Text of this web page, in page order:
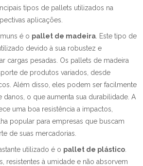
tipos de pallets utilizados na
aplicações.
é o pallet de madeira . Este tipo de
devido à sua robustez e
cargas pesadas. Os pallets de madeira
de produtos variados, desde
Além disso, eles podem ser facilmente
danos, o que aumenta sua durabilidade. A
uma boa resistência a impactos,
popular para empresas que buscam
de suas mercadorias.
utilizado é o pallet de plástico
resistentes à umidade e não absorvem